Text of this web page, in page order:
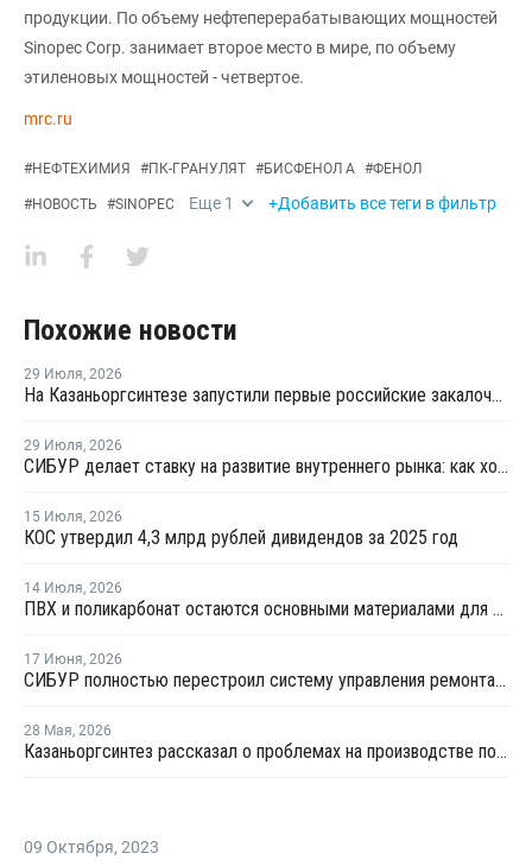
продукции. По объему нефтеперерабатывающих мощностей
Sinopec Corp. занимает второе место в мире, по объему
этиленовых мощностей - четвертое.
mrc.ru
#НЕФТЕХИМИЯ #ПК-ГРАНУЛЯТ #БИСФЕНОЛ А #ФЕНОЛ
#НОВОСТЬ #SINOPEC Еще 1 +Добавить все теги в фильтр
Похожие новости
29 Июля, 2026
На Казаньоргсинтезе запустили первые российские закалочно-испарительные аппараты
29 Июля, 2026
СИБУР делает ставку на развитие внутреннего рынка: как холдинг стимулирует спрос на полимеры в ритейле
15 Июля, 2026
КОС утвердил 4,3 млрд рублей дивидендов за 2025 год
14 Июля, 2026
ПВХ и поликарбонат остаются основными материалами для производства банковских карт
17 Июня, 2026
СИБУР полностью перестроил систему управления ремонтами на КОСе
28 Мая, 2026
Казаньоргсинтез рассказал о проблемах на производстве поликарбоната
09 Октября, 2023